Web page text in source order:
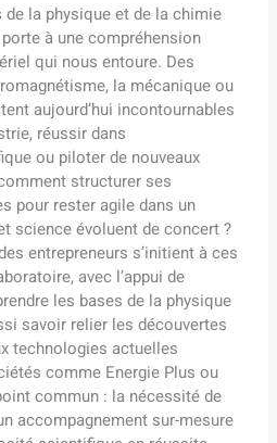
la physique et de la chimie
à une compréhension
qui nous entoure. Des
la mécanique ou
aujourd’hui incontournables
réussir dans
ou piloter de nouveaux
structurer ses
pour rester agile dans un
science évoluent de concert ?
entrepreneurs s’initient à ces
avec l’appui de
les bases de la physique
savoir relier les découvertes
technologies actuelles
comme Energie Plus ou
commun : la nécessité de
accompagnement sur-mesure